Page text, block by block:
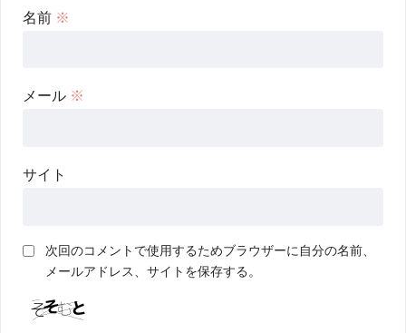
名前 ※
メール ※
サイト
次回のコメントで使用するためブラウザーに自分の名前、
メールアドレス、サイトを保存する。